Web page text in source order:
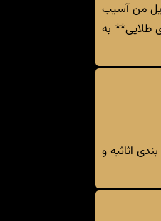
من آسیب
طلایی** به
اثاثیه و